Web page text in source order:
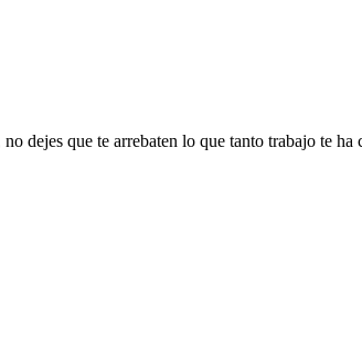
dejes que te arrebaten lo que tanto trabajo te ha